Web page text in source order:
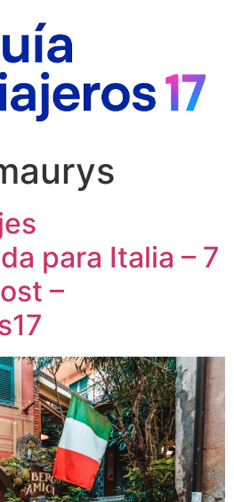
para Italia – 7
–